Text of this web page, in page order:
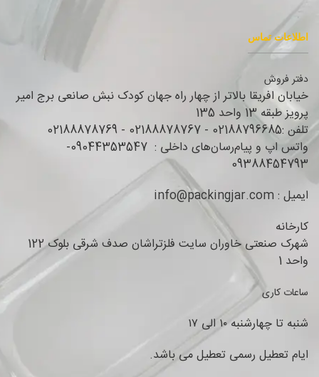
اطلاعات تماس
دفتر فروش
خیابان افریقا بالاتر از چهار راه جهان کودک نبش صانعی برج امیر
پرویز طبقه 13 واحد 135
تلفن :02188796685 - 02188878767 - 02188878769
واتس اپ و پیام‌رسان‌های داخلی : 09044353547-
09388454793
ایمیل : info@packingjar.com
کارخانه
شهرک صنعتی خاوران سایت فلزتراشان صدف شرقی بلوک 122
واحد 1
ساعات کاری
شنبه تا چهارشنبه ۱۰ الی ۱۷
ایام تعطیل رسمی تعطیل می باشد.